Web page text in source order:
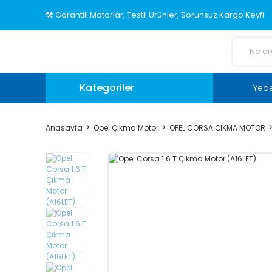
🛠️ Garantili Motorlar, Testli Ürünler, Sorunsuz Kargo Keyfi
Kategoriler
Anasayfa Opel Çıkma Motor OPEL CORSA ÇIKMA MOTOR